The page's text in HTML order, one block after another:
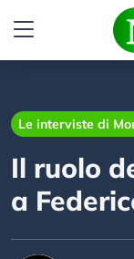
Le interviste di
Il ruolo
a